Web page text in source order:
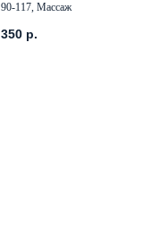
90-117, Массаж
350 р.